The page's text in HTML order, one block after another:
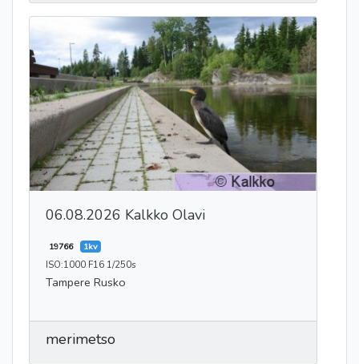
06.08.2026 Kalkko Olavi
19766 1kv
ISO:1000 F16 1/250s
Tampere Rusko
merimetso